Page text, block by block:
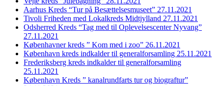
Aarhus Kreds “Tur på Besættelsesmuseet” 27.11.2021
Tivoli Friheden med Lokalkreds Midtjylland 27.11.2021
Odsherred Kreds “Tag med til Oplevelsescenter Nyvang”
27.11.2021
Københavner kreds ” Kom med i zoo” 26.11.2021
København kreds indkalder til generalforsamling 25.11.2021
Frederiksberg kreds indkalder til generalforsamling
25.11.2021
København Kreds ” kanalrundfarts tur og biograftur”